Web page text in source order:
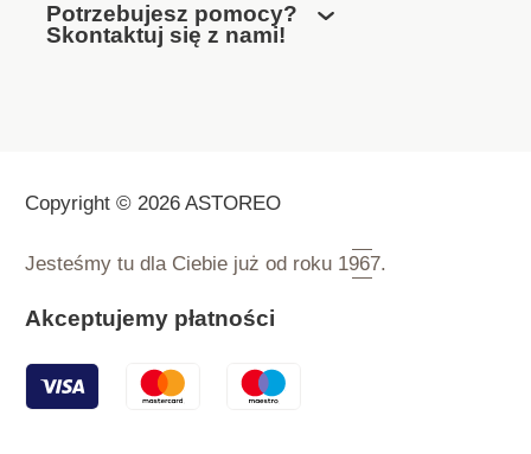
Potrzebujesz pomocy?
Skontaktuj się z nami!
Copyright © 2026 ASTOREO
Jesteśmy tu dla Ciebie już od roku 1967.
Akceptujemy płatności